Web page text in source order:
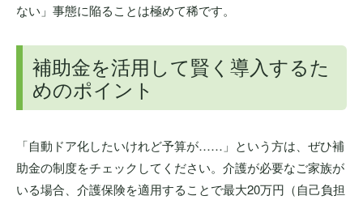
ない」事態に陥ることは極めて稀です。
補助金を活用して賢く導入するた
めのポイント
「自動ドア化したいけれど予算が……」という方は、ぜひ補
助金の制度をチェックしてください。介護が必要なご家族が
いる場合、介護保険を適用することで最大20万円（自己負担